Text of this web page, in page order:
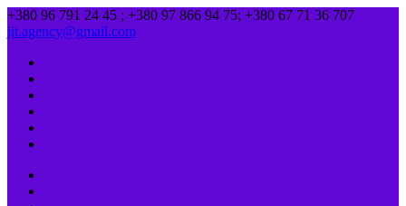
+380 96 791 24 45 ; +380 97 866 94 75; +380 67 71 36 707
jit.agency@gmail.com